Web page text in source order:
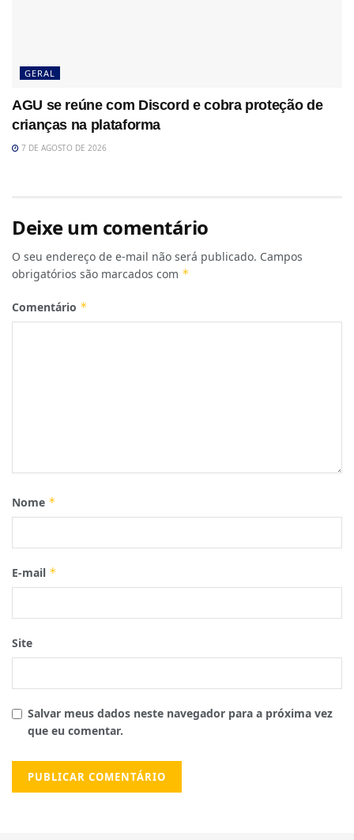
GERAL
AGU se reúne com Discord e cobra proteção de
crianças na plataforma
7 DE AGOSTO DE 2026
Deixe um comentário
O seu endereço de e-mail não será publicado. Campos
obrigatórios são marcados com *
Comentário *
Nome *
E-mail *
Site
Salvar meus dados neste navegador para a próxima vez
que eu comentar.